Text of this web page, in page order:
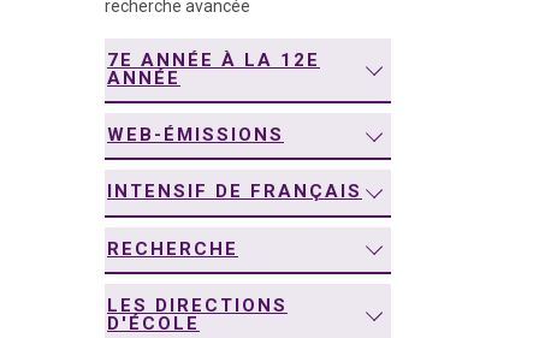
recherche avancée
7E ANNÉE À LA 12E
ANNÉE
WEB-ÉMISSIONS
INTENSIF DE FRANÇAIS
RECHERCHE
LES DIRECTIONS
D'ÉCOLE